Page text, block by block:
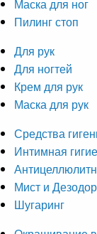
Маска для ног
Пилинг стоп
Для рук
Для ногтей
Крем для рук
Маска для рук
Средства
Интимная
Мист и
Шугаринг